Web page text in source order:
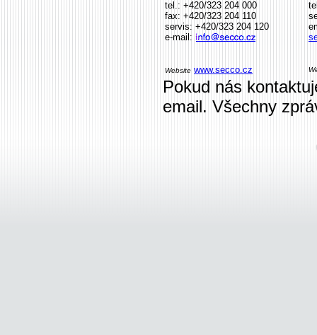
tel.: +420/323 204 000
fax: +420/323 204 110
servis: +420/323 204 120
e-mail:
Website www.secco.cz
Pokud nás
email. Všechny